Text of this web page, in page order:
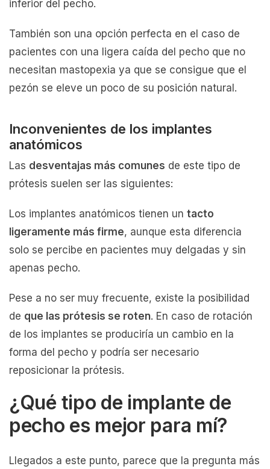
inferior del pecho.
También son una opción perfecta en el caso de
pacientes con una ligera caída del pecho que no
necesitan mastopexia ya que se consigue que el
pezón se eleve un poco de su posición natural.
Inconvenientes de los implantes
anatómicos
Las desventajas más comunes de este tipo de
prótesis suelen ser las siguientes:
Los implantes anatómicos tienen un tacto
ligeramente más firme, aunque esta diferencia
solo se percibe en pacientes muy delgadas y sin
apenas pecho.
Pese a no ser muy frecuente, existe la posibilidad
de que las prótesis se roten. En caso de rotación
de los implantes se produciría un cambio en la
forma del pecho y podría ser necesario
reposicionar la prótesis.
¿Qué tipo de implante de
pecho es mejor para mí?
Llegados a este punto, parece que la pregunta más